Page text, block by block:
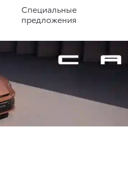
Специальные
предложения